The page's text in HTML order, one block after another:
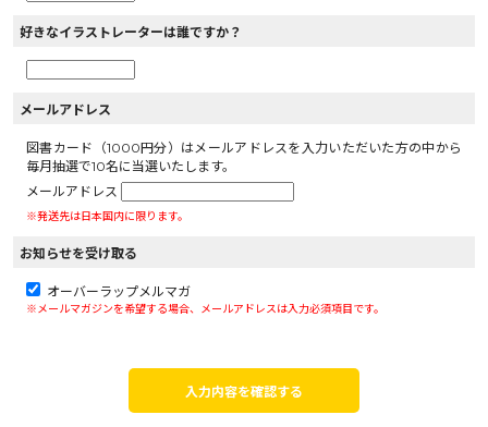
好きなイラストレーターは誰ですか？
メールアドレス
図書カード（1000円分）はメールアドレスを入力いただいた方の中から
毎月抽選で10名に当選いたします。
メールアドレス
※発送先は日本国内に限ります。
お知らせを受け取る
オーバーラップメルマガ
※メールマガジンを希望する場合、メールアドレスは入力必須項目です。
入力内容を確認する